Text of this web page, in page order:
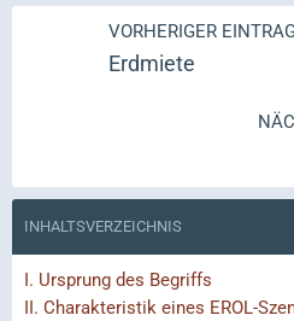
VORHERIGER
Erdmiete
INHALTSVERZEICHNIS
I. Ursprung des Begriffs
II. Charakteristik eines EROL-